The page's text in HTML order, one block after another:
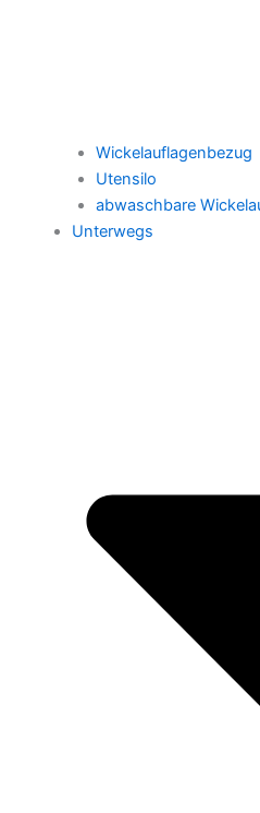
Wickelauflagenbezug
Utensilo
abwaschbare
Unterwegs